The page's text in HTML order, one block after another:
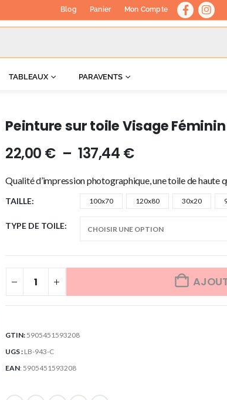
Blog Panier Mon Compte
TABLEAUX PARAVENTS
Peinture sur toile Visage
22,00 € – 137,44 €
Qualité d’impression photographique, une toile de haute
TAILLE 100x70 120x80 30x20
TYPE DE TOILE
GTIN: 5905451593208
UGS : LB-943-C
EAN: 5905451593208